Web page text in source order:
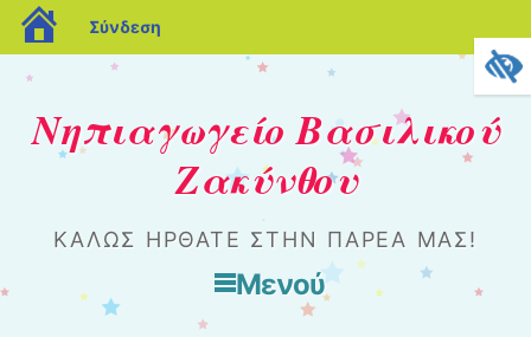
blogs.sch.gr
Σύνδεση
Νηπιαγωγείο Βασιλικού
Ζακύνθου
ΚΑΛΏΣ ΉΡΘΑΤΕ ΣΤΗΝ ΠΑΡΈΑ ΜΑΣ!
Μενού
Μετάβαση στο περιεχόμενο